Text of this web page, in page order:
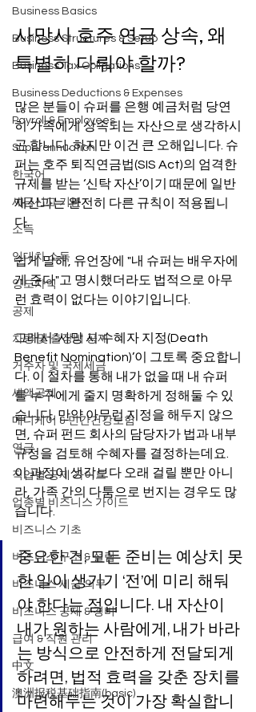
Business Basics
Business Structures & Setup
Business Tax Obligations
Business Deductions & Expenses
Payroll & Employees
Superannuation
한국어
세금신고 기본
소득
임대차 소득
양도차익
공제
차량 및 출장비 공제
거주자 및 국제세금
세액공제
메디케어 & 민간건강보험
연금
직업별 공제 가이드
업종별 비즈니스 가이드
비즈니스 기초
비즈니스 구조 & 설립
비즈니스 세금 의무
비즈니스 공제 & 경비
급여 & 직원 관리
中文
澳洲报税基础指南(basic)
사망시 호주 연금 상속, 왜
특별히 다뤄야 할까?
많은 분들이 슈퍼를 은행 예금처럼 당연
히 가족에게 상속되는 자산으로 생각하시
곤 합니다. 하지만 이건 큰 오해입니다. 슈
퍼는 호주 퇴직연금법(SIS Act)의 엄격한
규제를 받는 ‘신탁 자산’이기 때문에 일반
재산과는 완전히 다른 규칙이 적용됩니
다.
쉽게 말해, 유언장에 "내 슈퍼는 배우자에
게 준다"고 명시했더라도 법적으로 아무
런 효력이 없다는 이야기입니다.
그래서 ‘사망 시 수혜자 지정(Death
Benefit Nomination)’이 그토록 중요합니
다. 이 절차를 통해 내가 없을 때 내 슈퍼
를 누구에게 줄지 명확하게 정해둘 수 있
습니다. 만약 아무런 지정을 해두지 않으
면, 슈퍼 펀드 회사의 담당자가 법과 내부
규정을 검토해 수혜자를 결정하는데요.
이 과정이 생각보다 오래 걸릴 뿐만 아니
라, 가족 간의 다툼으로 번지는 경우도 많
습니다.
중요한 건, 모든 준비는 예상치 못
한 일이 생기기 ‘전’에 미리 해둬
야 한다는 점입니다. 내 자산이
내가 원하는 사람에게, 내가 바라
는 방식으로 안전하게 전달되게
하려면, 법적 효력을 갖춘 장치를
마련해두는 것이 가장 확실합니